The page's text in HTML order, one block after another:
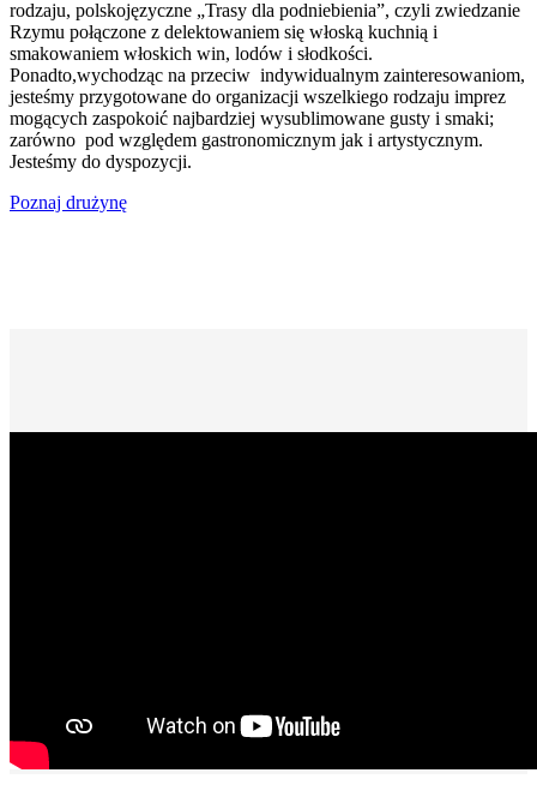
rodzaju, polskojęzyczne „Trasy dla podniebienia”, czyli zwiedzanie
Rzymu połączone z delektowaniem się włoską kuchnią i
smakowaniem włoskich win, lodów i słodkości.
Ponadto,wychodząc na przeciw indywidualnym zainteresowaniom,
jesteśmy przygotowane do organizacji wszelkiego rodzaju imprez
mogących zaspokoić najbardziej wysublimowane gusty i smaki;
zarówno pod względem gastronomicznym jak i artystycznym.
Jesteśmy do dyspozycji.
Poznaj drużynę